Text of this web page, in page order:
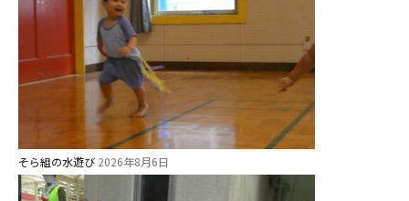
そら組の水遊び 2026年8月6日